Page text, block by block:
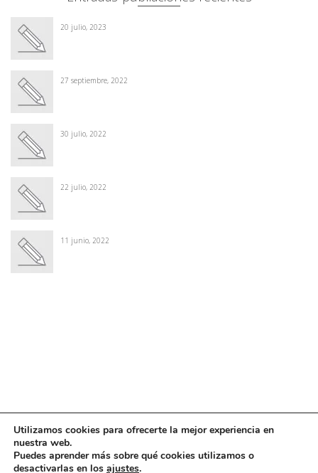
20 julio, 2023
27 septiembre, 2022
30 julio, 2022
22 julio, 2022
11 junio, 2022
Utilizamos cookies para ofrecerte la mejor experiencia en
nuestra web.
Puedes aprender más sobre qué cookies utilizamos o
desactivarlas en los ajustes.